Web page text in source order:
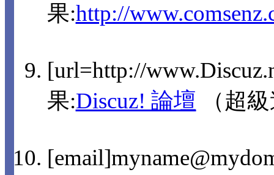
果:http://
[url=http://
果:Discuz! 論壇 （超